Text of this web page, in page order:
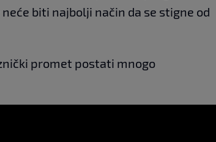
biti najbolji način da se stigne od
promet postati mnogo